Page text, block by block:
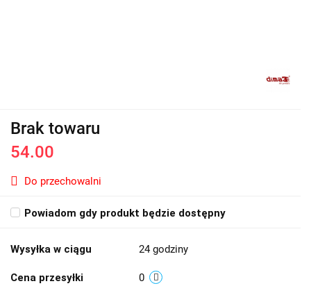
Brak towaru
54.00
Do przechowalni
Powiadom gdy produkt będzie dostępny
Wysyłka w ciągu 24 godziny
Cena przesyłki 0